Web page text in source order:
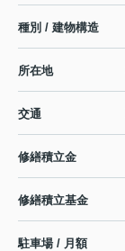
種別 / 建物構造
所在地
交通
修繕積立金
修繕積立基金
駐車場 / 月額